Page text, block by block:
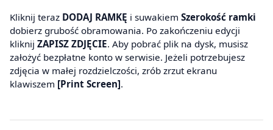
Kliknij teraz DODAJ RAMKĘ i suwakiem Szerokość ramki
dobierz grubość obramowania. Po zakończeniu edycji
kliknij ZAPISZ ZDJĘCIE. Aby pobrać plik na dysk, musisz
założyć bezpłatne konto w serwisie. Jeżeli potrzebujesz
zdjęcia w małej rozdzielczości, zrób zrzut ekranu
klawiszem [Print Screen].